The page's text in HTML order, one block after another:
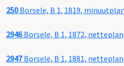
250 Borsele, B 1, 1819, minuutplan
2946 Borsele, B 1, 1872, netteplan
2947Borsele, B 1, 1881, netteplan